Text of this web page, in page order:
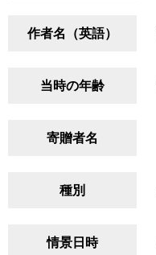
作者名（英語）
当時の年齢
寄贈者名
種別
情景日時